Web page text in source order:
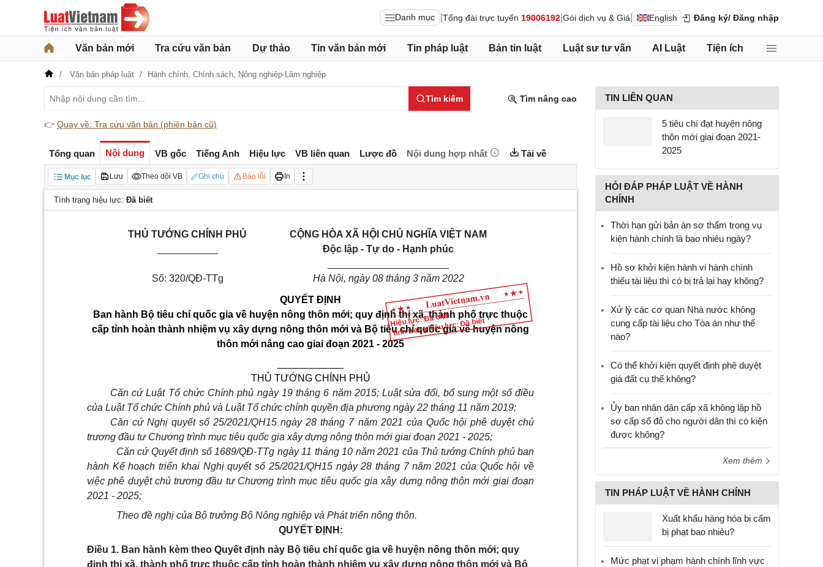
Danh mục Tổng đài trực tuyến 19006192 Gói dịch vụ & Giá English Đăng ký/ Đăng nhập
Văn bản mới Tra cứu văn bản Dự thảo Tin văn bản mới Tin pháp luật Bản tin luật Luật sư tư vấn AI Luật Tiện ích
Văn bản pháp luật Hành chính, Chính sách, Nông nghiệp-Lâm nghiệp
Tìm kiếm Tìm nâng cao
👉 Quay về: Tra cứu văn bản (phiên bản cũ)
Tổng quan Nội dung VB gốc Tiếng Anh Hiệu lực VB liên quan Lược đồ Nội dung hợp nhất Tải về
Mục lục Lưu Theo dõi VB Ghi chú Báo lỗi In
Tình trạng hiệu lực: Đã biết
Hiệu lực: Đã biết
Tình trạng hiệu lực: Đã biết
THỦ TƯỚNG CHÍNH PHỦ
Số: 320/QĐ-TTg
CỘNG HÒA XÃ HỘI CHỦ NGHĨA VIỆT NAM
Độc lập - Tự do - Hạnh phúc
Hà Nội, ngày 08 tháng 3 năm 2022
QUYẾT ĐỊNH
Ban hành Bộ tiêu chí quốc gia về huyện nông thôn mới; quy định thị xã, thành phố trực thuộc
cấp tỉnh hoàn thành nhiệm vụ xây dựng nông thôn mới và Bộ tiêu chí quốc gia về huyện nông
thôn mới nâng cao giai đoạn 2021 - 2025
THỦ TƯỚNG CHÍNH PHỦ
Căn cứ Luật Tổ chức Chính phủ ngày 19 tháng 6 năm 2015; Luật sửa đổi, bổ sung một số điều
của Luật Tổ chức Chính phủ và Luật Tổ chức chính quyền địa phương ngày 22 tháng 11 năm 2019;
Căn cứ Nghị quyết số25/2021/QH15ngày 28 tháng 7 năm 2021 của Quốc hội phê duyệt chủ
trương đầu tư Chương trình mục tiêu quốc gia xây dựng nông thôn mới giai đoạn 2021 - 2025;
Căn cứ Quyết định số 1689/QĐ-TTg ngày 11 tháng 10 năm 2021 của Thủ tướng Chính phủ ban
hành Kế hoạch triển khai Nghị quyết số 25/2021/QH15 ngày 28 tháng 7 năm 2021 của Quốc hội về
việc phê duyệt chủ trương đầu tư Chương trình mục tiêu quốc gia xây dựng nông thôn mới giai đoạn
2021 - 2025;
Theo đề nghị của Bộ trưởng Bộ Nông nghiệp và Phát triển nông thôn.
QUYẾT ĐỊNH:
Điều 1. Ban hành kèm theo Quyết định này Bộ tiêu chí quốc gia về huyện nông thôn mới; quy
định thị xã, thành phố trực thuộc cấp tỉnh hoàn thành nhiệm vụ xây dựng nông thôn mới và Bộ
TIN LIÊN QUAN
5 tiêu chí đạt huyện nông
thôn mới giai đoạn 2021-
2025
HỎI ĐÁP PHÁP LUẬT VỀ HÀNH
CHÍNH
Thời hạn gửi bản án sơ thẩm trong vụ
kiện hành chính là bao nhiêu ngày?
Hồ sơ khởi kiện hành vi hành chính
thiếu tài liệu thì có bị trả lại hay không?
Xử lý các cơ quan Nhà nước không
cung cấp tài liệu cho Tòa án như thế
nào?
Có thể khởi kiện quyết định phê duyệt
giá đất cụ thể không?
Ủy ban nhân dân cấp xã không lập hồ
sơ cấp sổ đỏ cho người dân thì có kiện
được không?
Xem thêm
TIN PHÁP LUẬT VỀ HÀNH CHÍNH
Xuất khẩu hàng hóa bị cấm
bị phạt bao nhiêu?
Mức phạt vi phạm hành chính lĩnh vực